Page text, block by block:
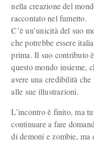
nella creazione del
raccontato nel fumetto.
C’è un’unicità del suo
che potrebbe essere
prima. Il suo contributo
questo mondo insieme,
avere una credibilità
alle sue illustrazioni.
L’incontro è finito, ma
continuare a fare
di demoni e zombie, ma